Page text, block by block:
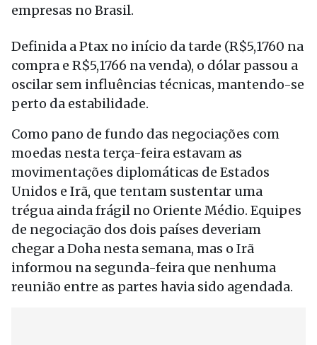
empresas no Brasil.
Definida a Ptax no início da tarde (R$5,1760 na
compra e R$5,1766 na venda), o dólar passou a
oscilar sem influências técnicas, mantendo-se
perto da estabilidade.
Como pano de fundo das negociações com
moedas nesta terça-feira estavam as
movimentações diplomáticas de Estados
Unidos e Irã, que tentam sustentar uma
trégua ainda frágil no Oriente Médio. Equipes
de negociação dos dois países deveriam
chegar a Doha nesta semana, mas o Irã
informou na segunda-feira que nenhuma
reunião entre as partes havia sido agendada.